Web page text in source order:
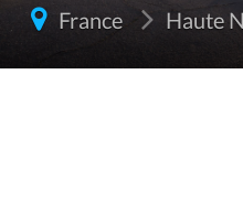
France Haute